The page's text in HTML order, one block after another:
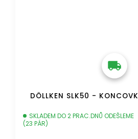
DÖLLKEN SLK50 -
SKLADEM DO 2 PRAC.DNŮ ODEŠLEME
(23 PÁR)